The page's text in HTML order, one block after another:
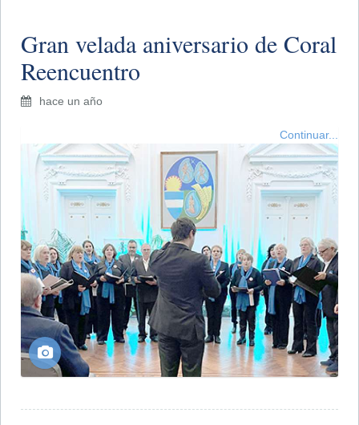
​Gran velada aniversario de Coral
Reencuentro
hace un año
Continuar...